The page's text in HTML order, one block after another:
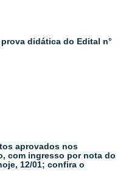
didática do Edital n°
aprovados nos
com ingresso por nota do
12/01; confira o